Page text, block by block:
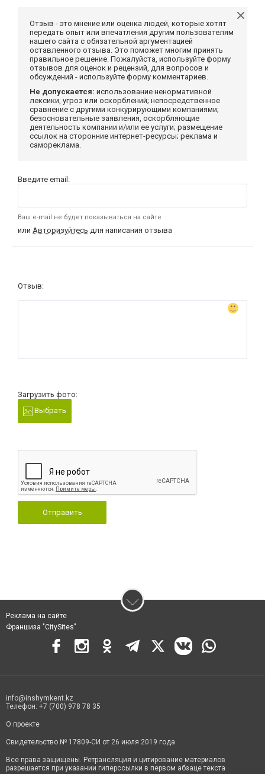
Отзыв - это мнение или оценка людей, которые хотят
передать опыт или впечатления другим пользователям
нашего сайта с обязательной аргументацией
оставленного отзыва. Это поможет многим принять
правильное решение. Пожалуйста, используйте форму
отзывов для оценок и рецензий, для вопросов и
обсуждений - используйте форму комментариев.
Не допускается: использование ненормативной
лексики, угроз или оскорблений; непосредственное
сравнение с другими конкурирующими компаниями;
безосновательные заявления, оскорбляющие
деятельность компании и/или ее услуги; размещение
ссылок на сторонние интернет-ресурсы; реклама и
самореклама.
Введите email:
Ваш e-mail не будет показываться на сайте
или Авторизуйтесь для написания отзыва
Отзыв:
Загрузить фото:
Выбрать
Отправить
Реклама на сайте
Франшиза "CitySites"
info@inshymkent.kz
Телефон: +7 (700) 978 78 35
О проекте
Свидетельство № 17809-СИ от 26 июля 2019 года
Все права защищены. Ретрансляция и цитирование материалов
разрешается при указании гиперссылки в первом абзаце текста